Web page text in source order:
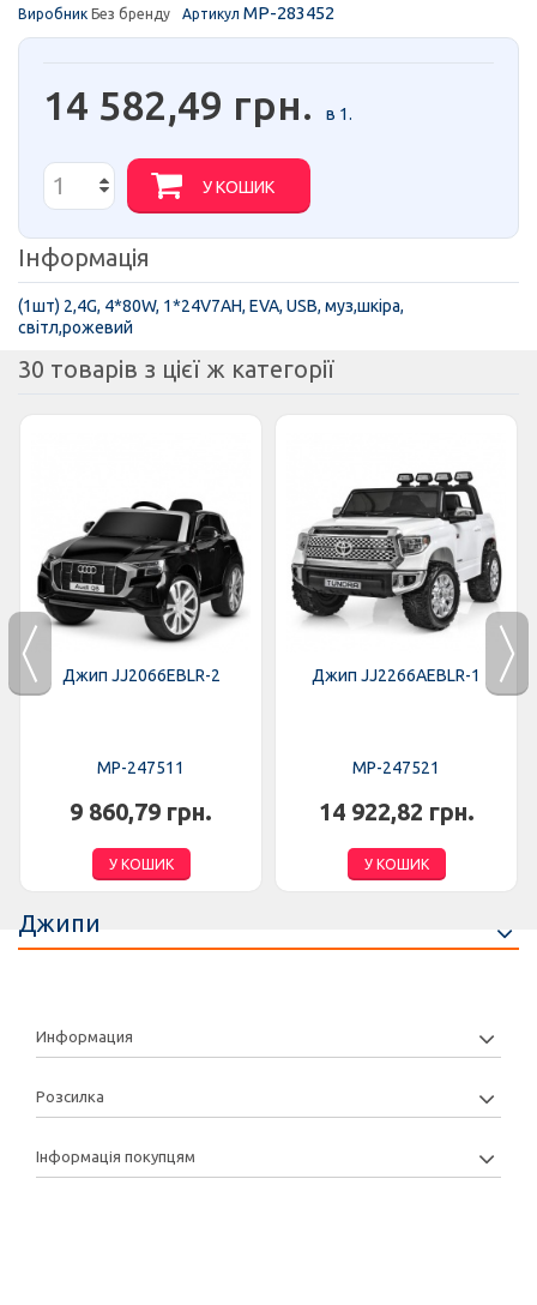
Виробник Без бренду Артикул MP-283452
14 582,49 грн. в 1.
У КОШИК
Інформація
(1шт) 2,4G, 4*80W, 1*24V7AH, EVA, USB, муз,шкiра,
свiтл,рожевий
30 товарів з цієї ж категорії
Джип JJ2066EBLR-2
MP-247511
9 860,79 грн.
У КОШИК
Джип JJ2266AEBLR-1
MP-247521
14 922,82 грн.
У КОШИК
Джипи
Информация
Розсилка
Інформація покупцям